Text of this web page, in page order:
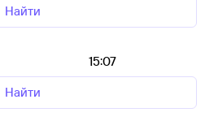
Найти
15:07
Найти